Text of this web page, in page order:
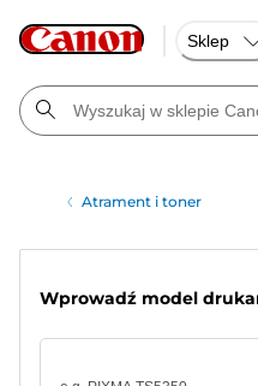
Sklep
Atrament i toner
Wprowadź model